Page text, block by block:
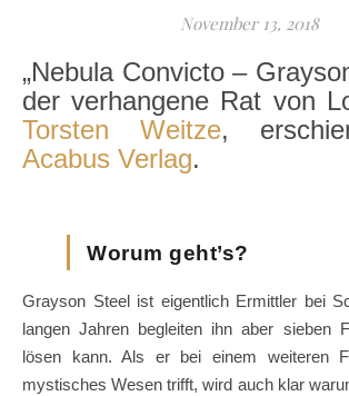
November 13, 2018
„Nebula Convicto – Grayson Steel und
der verhangene Rat von
Torsten Weitze,
Acabus Verlag.
Worum geht’s?
Grayson Steel ist eigentlich Ermittler bei
langen Jahren begleiten ihn aber sieben
lösen kann. Als er bei einem weiteren
mystisches Wesen trifft, wird auch klar